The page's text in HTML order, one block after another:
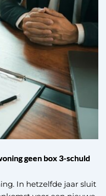
geen box 3-schuld
In hetzelfde jaar sluit